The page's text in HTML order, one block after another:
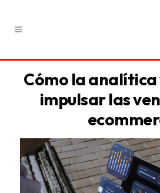
Cómo la analítica
impulsar las